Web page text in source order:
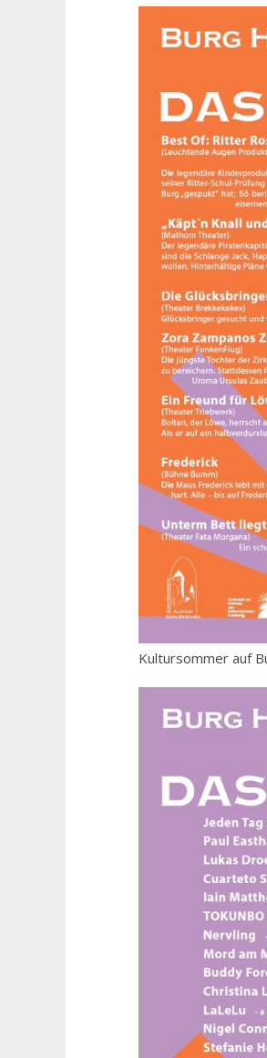
Kultursommer auf